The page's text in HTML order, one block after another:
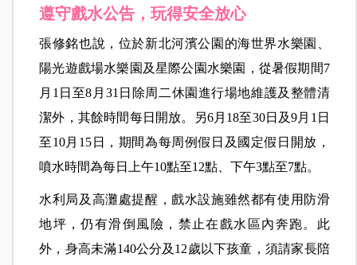
遵守戲水公告，玩得安全放心
張修銘也說，位於新北河濱公園的海世界水樂園、
陽光遊戲場水樂園及星際公園水樂園，從暑假期間7
月1日至8月31日除周二休園進行場地維護及整體清
潔外，其餘時間每日開放。另6月18至30日及9月1日
至10月15日，期間為每周例假日及國定假日開放，
噴水時間為每日上午10點至12點、下午3點至7點。
水利局及高灘處提醒，戲水設施雖然都有使用防滑
地坪，仍有滑倒風險，禁止在戲水區內奔跑。此
外，身高未滿140公分及12歲以下孩童，須請家長陪